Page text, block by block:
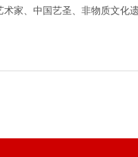
术家、中国艺圣、非物质文化